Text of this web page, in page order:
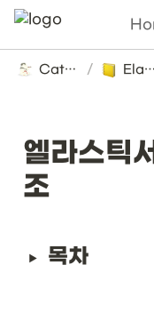
Catsbi's DLog / Elasticsearch
엘라스틱
조
목차